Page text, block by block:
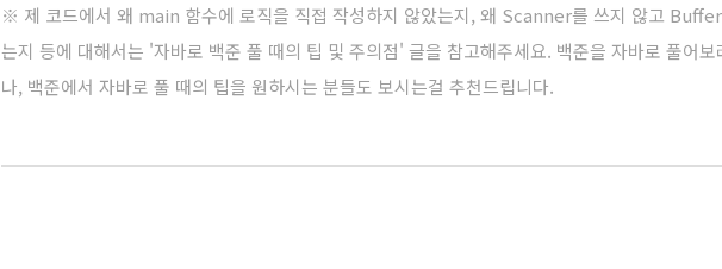
※ 제 코드에서 왜 main 함수에 로직을 직접 작성하지 않았는지, 왜 Scanner를 쓰지 않고
는지 등에 대해서는 '자바로 백준 풀 때의 팁 및 주의점' 글을 참고해주세요. 백준을 자바로 풀어보
나, 백준에서 자바로 풀 때의 팁을 원하시는 분들도 보시는걸 추천드립니다.